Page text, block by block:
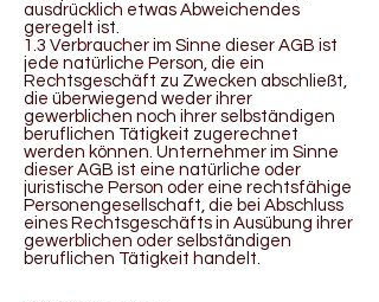
ausdrücklich etwas Abweichendes
geregelt ist.
1.3 Verbraucher im Sinne dieser AGB ist
jede natürliche Person, die ein
Rechtsgeschäft zu Zwecken abschließt,
die überwiegend weder ihrer
gewerblichen noch ihrer selbständigen
beruflichen Tätigkeit zugerechnet
werden können. Unternehmer im Sinne
dieser AGB ist eine natürliche oder
juristische Person oder eine rechtsfähige
Personengesellschaft, die bei Abschluss
eines Rechtsgeschäfts in Ausübung ihrer
gewerblichen oder selbständigen
beruflichen Tätigkeit handelt.